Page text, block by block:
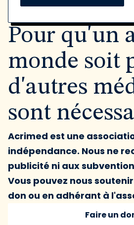
Pour qu'un
monde soit
d'autres
sont
Acrimed est une
indépendance. Nous ne
publicité ni aux
Vous pouvez nous
don ou en adhérant à
Faire un